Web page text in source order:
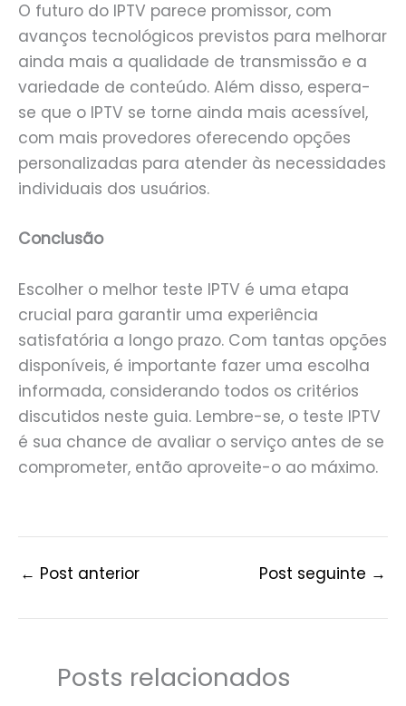
O futuro do IPTV parece promissor, com
avanços tecnológicos previstos para melhorar
ainda mais a qualidade de transmissão e a
variedade de conteúdo. Além disso, espera-
se que o IPTV se torne ainda mais acessível,
com mais provedores oferecendo opções
personalizadas para atender às necessidades
individuais dos usuários.
Conclusão
Escolher o melhor teste IPTV é uma etapa
crucial para garantir uma experiência
satisfatória a longo prazo. Com tantas opções
disponíveis, é importante fazer uma escolha
informada, considerando todos os critérios
discutidos neste guia. Lembre-se, o teste IPTV
é sua chance de avaliar o serviço antes de se
comprometer, então aproveite-o ao máximo.
← Post anterior Post seguinte →
Posts relacionados